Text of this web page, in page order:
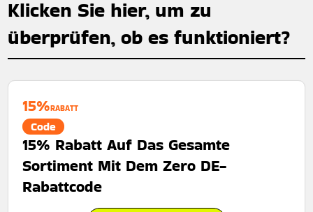
Klicken Sie hier, um zu
überprüfen, ob es funktioniert?
15%RABATT
Code
15% Rabatt Auf Das Gesamte
Sortiment Mit Dem Zero DE-
Rabattcode